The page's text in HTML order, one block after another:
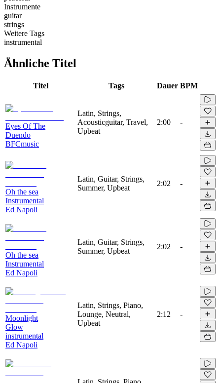
Instrumente
guitar
strings
Weitere Tags
instrumental
Ähnliche Titel
Titel Tags Dauer BPM
Eyes Of The
Duendo
BFCmusic
Latin, Strings,
Acousticguitar, Travel,
Upbeat
2:00 -
Oh the sea
Instrumental
Ed Napoli
Latin, Guitar, Strings,
Summer, Upbeat
2:02 -
Oh the sea
Instrumental
Ed Napoli
Latin, Guitar, Strings,
Summer, Upbeat
2:02 -
Moonlight
Glow
instrumental
Ed Napoli
Latin, Strings, Piano,
Lounge, Neutral,
Upbeat
2:12 -